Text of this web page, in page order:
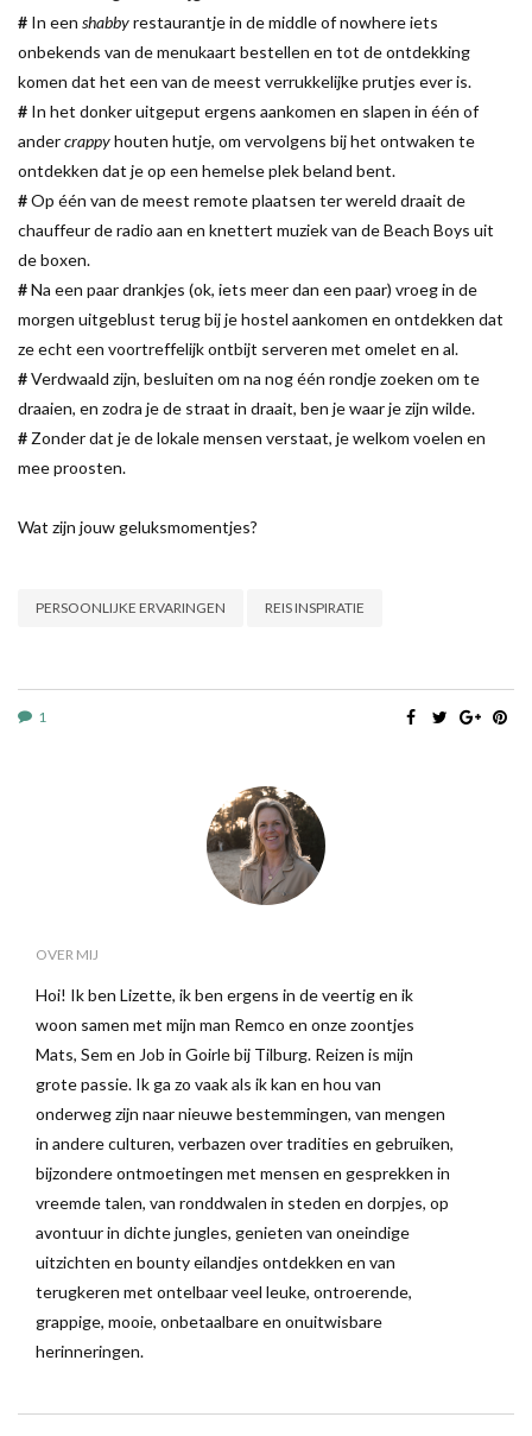
# In een shabbyrestaurantje in de middle of nowhere iets
onbekends van de menukaart bestellen en tot de ontdekking
komen dat het een van de meest verrukkelijke prutjes ever is.
# In het donker uitgeput ergens aankomen en slapen in één of
andercrappyhouten hutje, om vervolgens bij het ontwaken te
ontdekken dat je op een hemelse plek beland bent.
#Op één van de meest remote plaatsen ter wereld draait de
chauffeur de radio aan en knettert muziek van de Beach Boys uit
de boxen.
#Na een paar drankjes (ok, iets meer dan een paar) vroeg in de
morgen uitgeblust terug bij je hostel aankomen en ontdekken dat
ze echt een voortreffelijk ontbijt serveren met omelet en al.
#Verdwaald zijn, besluiten om na nog één rondje zoeken om te
draaien, en zodra je de straat in draait, ben je waar je zijn wilde.
# Zonder dat je de lokale mensen verstaat, je welkom voelen en
mee proosten.
Wat zijn jouw geluksmomentjes?
PERSOONLIJKE ERVARINGEN REIS INSPIRATIE
1
OVER MIJ
Hoi! Ik ben Lizette, ik ben ergens in de veertig en ik
woon samen met mijn man Remco en onze zoontjes
Mats, Sem en Job in Goirle bij Tilburg. Reizen is mijn
grote passie. Ik ga zo vaak als ik kan en hou van
onderweg zijn naar nieuwe bestemmingen, van mengen
in andere culturen, verbazen over tradities en gebruiken,
bijzondere ontmoetingen met mensen en gesprekken in
vreemde talen, van ronddwalen in steden en dorpjes, op
avontuur in dichte jungles, genieten van oneindige
uitzichten en bounty eilandjes ontdekken en van
terugkeren met ontelbaar veel leuke, ontroerende,
grappige, mooie, onbetaalbare en onuitwisbare
herinneringen.